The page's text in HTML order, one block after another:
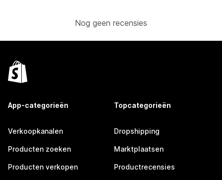
Nog geen recensies
App-categorieën
Verkoopkanalen
Producten zoeken
Producten verkopen
Topcategorieën
Dropshipping
Marktplaatsen
Productrecensies